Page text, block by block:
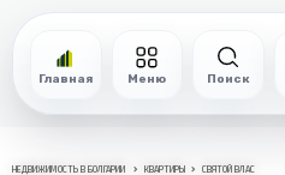
Главная Меню Поиск
НЕДВИЖИМОСТЬ В БОЛГАРИИ КВАРТИРЫ СВЯТОЙ ВЛАС